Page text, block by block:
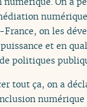
on les
et en
politiques
tout ça, on a